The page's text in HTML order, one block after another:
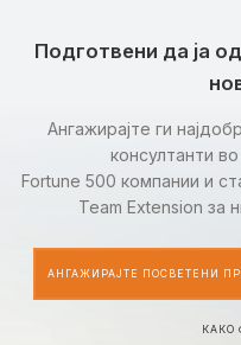
Подготвени да ја
Ангажирајте ги
консултанти
Fortune 500 компании и
Team Extension за
АНГАЖИРАЈТЕ ПОСВЕТЕНИ
КАКО